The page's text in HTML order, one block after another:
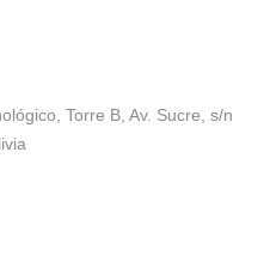
Torre B, Av. Sucre, s/n